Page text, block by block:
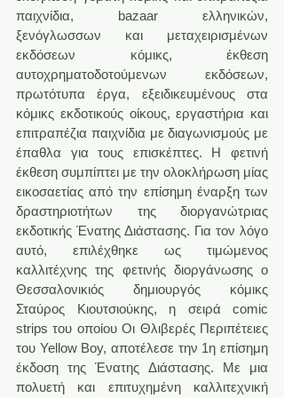
παιχνίδια, bazaar ελληνικών,
ξενόγλωσσων και μεταχειρισμένων
εκδόσεων κόμικς, έκθεση
αυτοχρηματοδοτούμενων εκδόσεων,
πρωτότυπα έργα, εξειδικευμένους στα
κόμικς εκδοτικούς οίκους, εργαστήρια και
επιτραπέζια παιχνίδια με διαγωνισμούς με
έπαθλα για τους επισκέπτες. Η φετινή
έκθεση συμπίπτει με την ολοκλήρωση μίας
εικοσαετίας από την επίσημη έναρξη των
δραστηριοτήτων της διοργανώτριας
εκδοτικής Ένατης Διάστασης. Για τον λόγο
αυτό, επιλέχθηκε ως τιμώμενος
καλλιτέχνης της φετινής διοργάνωσης ο
Θεσσαλονικιός δημιουργός κόμικς
Σταύρος Κιουτσιούκης, η σειρά comic
strips του οποίου Οι Θλιβερές Περιπέτειες
του Yellow Boy, αποτέλεσε την 1η επίσημη
έκδοση της Ένατης Διάστασης. Με μια
πολυετή και επιτυχημένη καλλιτεχνική